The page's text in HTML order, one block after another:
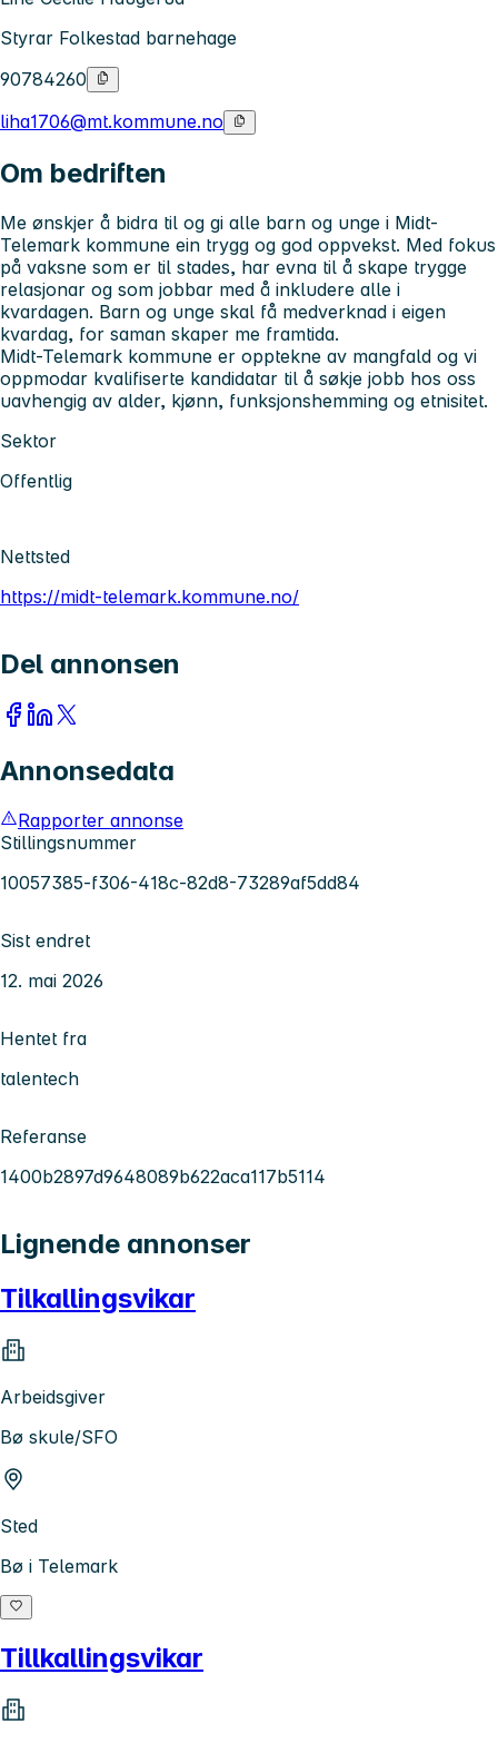
Styrar Folkestad barnehage
90784260
liha1706@mt.kommune.no
Om bedriften
Me ønskjer å bidra til og gi alle barn og unge i Midt-
Telemark kommune ein trygg og god oppvekst. Med fokus
på vaksne som er til stades, har evna til å skape trygge
relasjonar og som jobbar med å inkludere alle i
kvardagen. Barn og unge skal få medverknad i eigen
kvardag, for saman skaper me framtida.
Midt-Telemark kommune er opptekne av mangfald og vi
oppmodar kvalifiserte kandidatar til å søkje jobb hos oss
uavhengig av alder, kjønn, funksjonshemming og etnisitet.
Sektor
Offentlig
Nettsted
https://midt-telemark.kommune.no/
Del annonsen
Annonsedata
Rapporter annonse
Stillingsnummer
10057385-f306-418c-82d8-73289af5dd84
Sist endret
12. mai 2026
Hentet fra
talentech
Referanse
1400b2897d9648089b622aca117b5114
Lignende annonser
Tilkallingsvikar
Arbeidsgiver
Bø skule/SFO
Sted
Bø i Telemark
Tillkallingsvikar